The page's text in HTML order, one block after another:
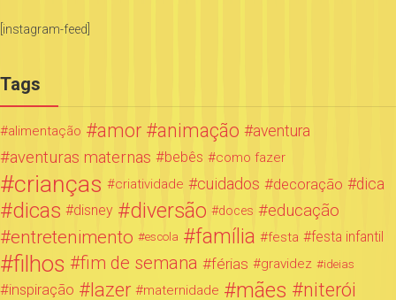
[instagram-feed]
Tags
alimentação amor animação aventura
aventuras maternas bebês como fazer
crianças criatividade cuidados decoração dica
dicas disney diversão doces educação
entretenimento escola família festa festa infantil
filhos fim de semana férias gravidez ideias
inspiração lazer maternidade mães niterói